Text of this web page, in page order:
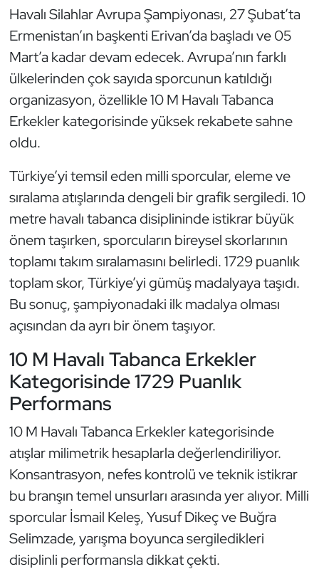
Havalı Silahlar Avrupa Şampiyonası, 27 Şubat’ta
Ermenistan’ın başkenti Erivan’da başladı ve 05
Mart’a kadar devam edecek. Avrupa’nın farklı
ülkelerinden çok sayıda sporcunun katıldığı
organizasyon, özellikle 10 M Havalı Tabanca
Erkekler kategorisinde yüksek rekabete sahne
oldu.
Türkiye’yi temsil eden milli sporcular, eleme ve
sıralama atışlarında dengeli bir grafik sergiledi. 10
metre havalı tabanca disiplininde istikrar büyük
önem taşırken, sporcuların bireysel skorlarının
toplamı takım sıralamasını belirledi. 1729 puanlık
toplam skor, Türkiye’yi gümüş madalyaya taşıdı.
Bu sonuç, şampiyonadaki ilk madalya olması
açısından da ayrı bir önem taşıyor.
10 M Havalı Tabanca Erkekler
Kategorisinde 1729 Puanlık
Performans
10 M Havalı Tabanca Erkekler kategorisinde
atışlar milimetrik hesaplarla değerlendiriliyor.
Konsantrasyon, nefes kontrolü ve teknik istikrar
bu branşın temel unsurları arasında yer alıyor. Milli
sporcular İsmail Keleş, Yusuf Dikeç ve Buğra
Selimzade, yarışma boyunca sergiledikleri
disiplinli performansla dikkat çekti.
Kayak
Kempo
Kick Boks
Kürek
Modern Pentatlon
Motor Sporları
Muay Thai
Okçuluk
Oryantiring
Özel Sporcular
Paralimpik
Satranç
Su Topu